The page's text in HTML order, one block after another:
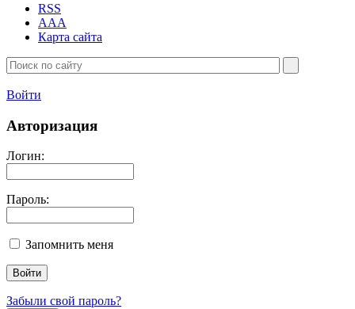
RSS
AAA
Карта сайта
Войти
Авторизация
Логин:
Пароль:
Запомнить меня
Забыли свой пароль?